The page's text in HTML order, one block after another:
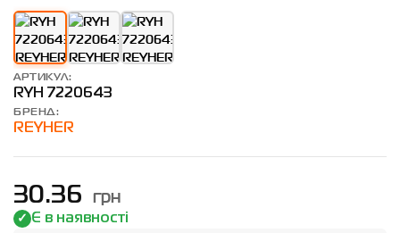
АРТИКУЛ:
RYH 7220643
БРЕНД:
REYHER
30.36 грн
Є в наявності